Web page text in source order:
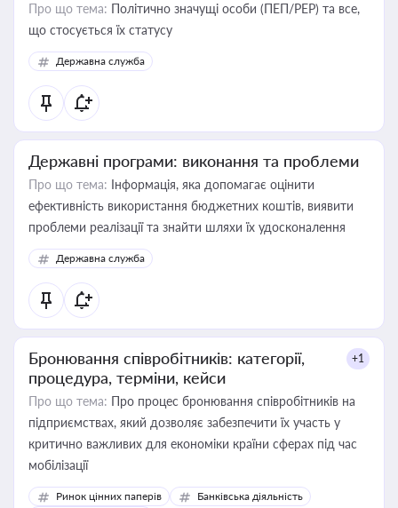
Про що тема: Політично значущі особи (ПЕП/PEP) та все,
що стосується їх статусу
Державна служба
Державні програми: виконання та проблеми
Про що тема: Інформація, яка допомагає оцінити
ефективність використання бюджетних коштів, виявити
проблеми реалізації та знайти шляхи їх удосконалення
Державна служба
Бронювання співробітників: категорії,
процедура, терміни, кейси
+1
Про що тема: Про процес бронювання співробітників на
підприємствах, який дозволяє забезпечити їх участь у
критично важливих для економіки країни сферах під час
мобілізації
Ринок цінних паперів
Банківська діяльність